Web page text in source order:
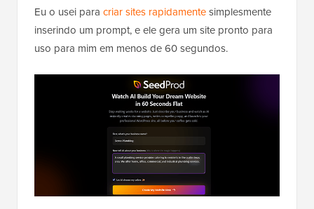
Eu o usei para criar sites rapidamentesimplesmente
inserindo um prompt, e ele gera um site pronto para
uso para mim em menos de 60 segundos.